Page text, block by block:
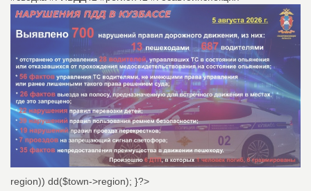
region)) dd($town->region); }?>